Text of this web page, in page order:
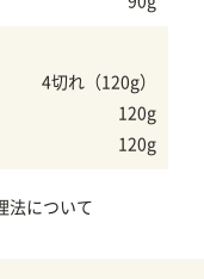
4切れ（120g）
120g
120g
法について